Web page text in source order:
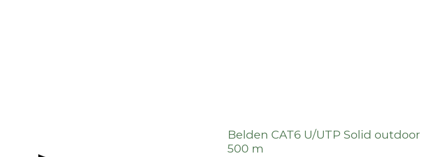
Belden CAT6 U/UTP Solid outdoor
500 m